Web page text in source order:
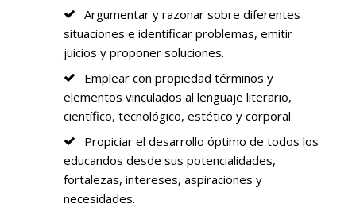
Argumentar y razonar sobre diferentes
situaciones e identificar problemas, emitir
juicios y proponer soluciones.
Emplear con propiedad términos y
elementos vinculados al lenguaje literario,
científico, tecnológico, estético y corporal.
Propiciar el desarrollo óptimo de todos los
educandos desde sus potencialidades,
fortalezas, intereses, aspiraciones y
necesidades.